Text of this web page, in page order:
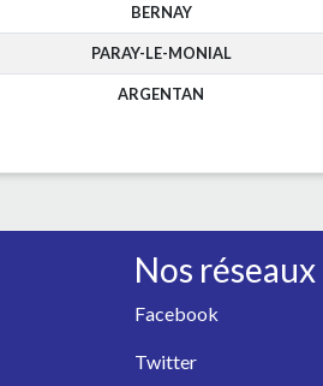
BERNAY
PARAY-LE-MONIAL
ARGENTAN
Nos réseaux
Facebook
Twitter